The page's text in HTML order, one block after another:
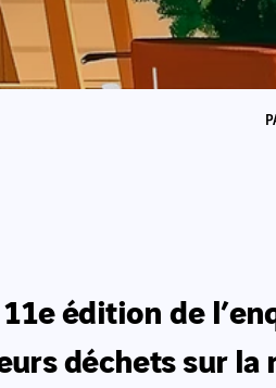
édition de
déchets sur la